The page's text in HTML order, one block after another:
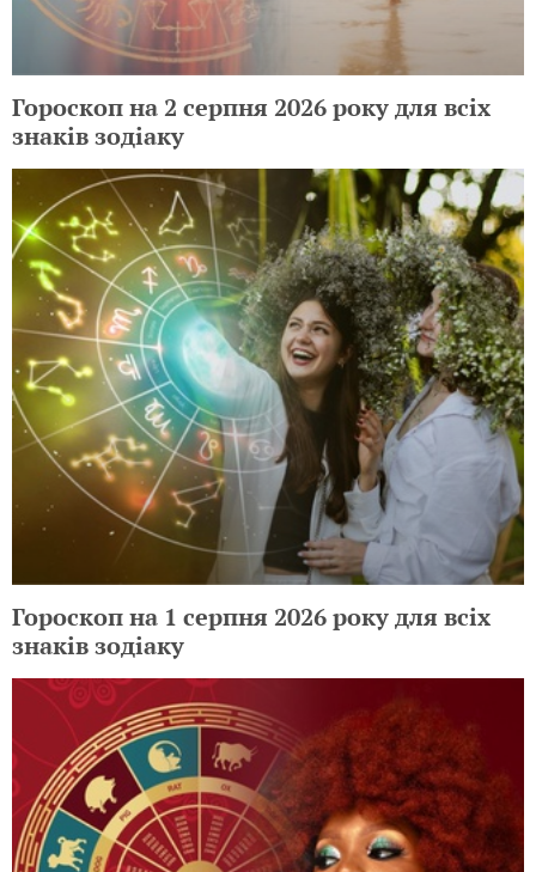
Гороскоп на 2 серпня 2026 року для всіх
знаків зодіаку
Гороскоп на 1 серпня 2026 року для всіх
знаків зодіаку